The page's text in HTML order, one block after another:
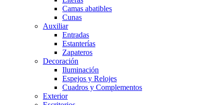
Camas abatibles
Cunas
Auxiliar
Entradas
Estanterías
Zapateros
Decoración
Iluminación
Espejos y Relojes
Cuadros y Complementos
Exterior